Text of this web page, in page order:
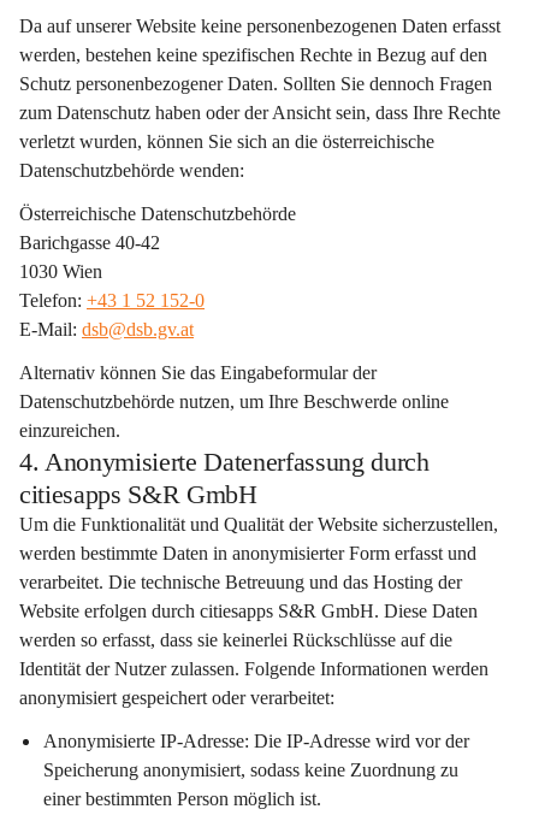
Da auf unserer Website keine personenbezogenen Daten erfasst
werden, bestehen keine spezifischen Rechte in Bezug auf den
Schutz personenbezogener Daten. Sollten Sie dennoch Fragen
zum Datenschutz haben oder der Ansicht sein, dass Ihre Rechte
verletzt wurden, können Sie sich an die österreichische
Datenschutzbehörde wenden:
Österreichische Datenschutzbehörde
Barichgasse 40-42
1030 Wien
Telefon: +43 1 52 152-0
E-Mail: dsb@dsb.gv.at
Alternativ können Sie das Eingabeformular der
Datenschutzbehörde nutzen, um Ihre Beschwerde online
einzureichen.
4. Anonymisierte Datenerfassung durch
citiesapps S&R GmbH
Um die Funktionalität und Qualität der Website sicherzustellen,
werden bestimmte Daten in anonymisierter Form erfasst und
verarbeitet. Die technische Betreuung und das Hosting der
Website erfolgen durch citiesapps S&R GmbH. Diese Daten
werden so erfasst, dass sie keinerlei Rückschlüsse auf die
Identität der Nutzer zulassen. Folgende Informationen werden
anonymisiert gespeichert oder verarbeitet:
Anonymisierte IP-Adresse: Die IP-Adresse wird vor der
Speicherung anonymisiert, sodass keine Zuordnung zu
einer bestimmten Person möglich ist.